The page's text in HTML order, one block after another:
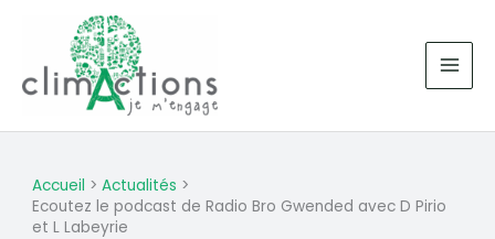
contenu
Accueil
Actualités
Ecoutez le podcast de Radio Bro Gwended avec D Pirio
et L Labeyrie